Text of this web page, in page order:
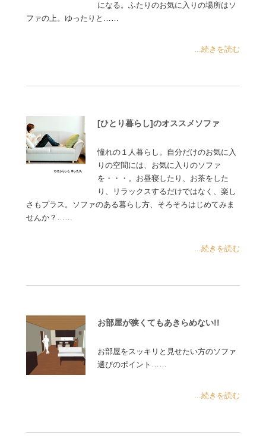
になる。ふたりのお気に入りの場所はソ
ファの上。ゆったりと……
...続きを読む
[ひとり暮らし]のオススメソファ
憧れの１人暮らし。自分だけのお気に入
りの空間には、お気に入りのソファ
を・・・。お昼寝したり、お茶をした
り、リラックスするだけではなく、楽し
さもプラス。ソファのある暮らし方、そろそろはじめてみま
せんか？……
...続きを読む
お部屋が狭くてもあきらめない!!
お部屋をスッキリと見せたい方のソファ
選びのポイント……
...続きを読む